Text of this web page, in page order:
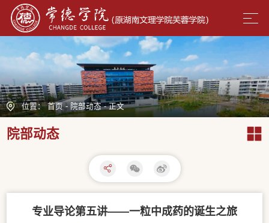
位置：首页- 院部动态-正文
院部动态
专业导论第五讲——一粒中成药的诞生之旅